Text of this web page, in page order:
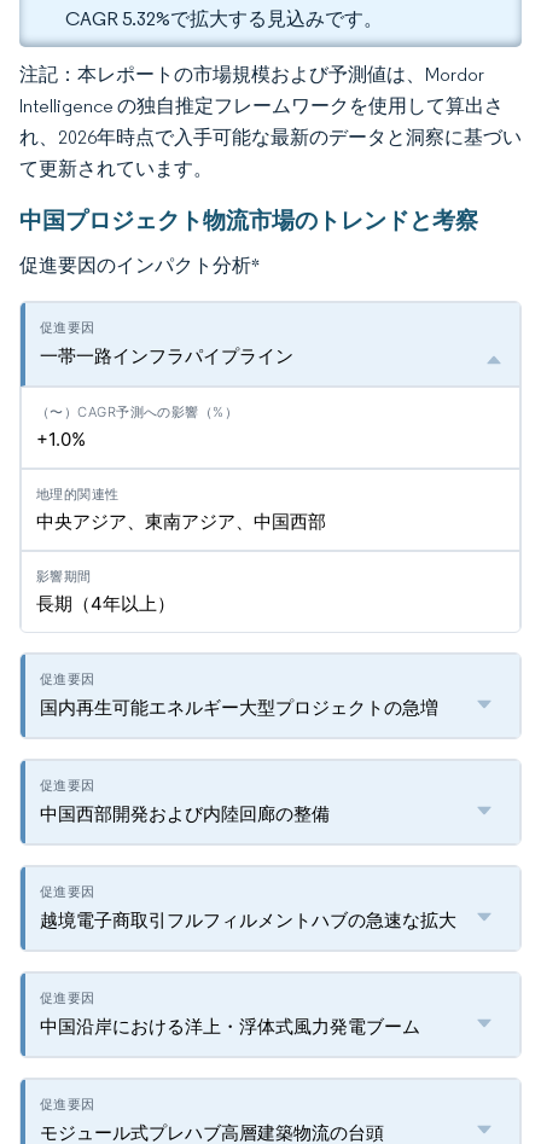
CAGR 5.32%で拡大する見込みです。
注記：本レポートの市場規模および予測値は、Mordor
Intelligence の独自推定フレームワークを使用して算出さ
れ、2026年時点で入手可能な最新のデータと洞察に基づい
て更新されています。
中国プロジェクト物流市場のトレンドと考察
促進要因のインパクト分析*
一帯一路インフラパイプライン
+1.0%
中央アジア、東南アジア、中国西部
長期（4年以上）
国内再生可能エネルギー大型プロジェクトの急増
中国西部開発および内陸回廊の整備
越境電子商取引フルフィルメントハブの急速な拡大
中国沿岸における洋上・浮体式風力発電ブーム
モジュール式プレハブ高層建築物流の台頭